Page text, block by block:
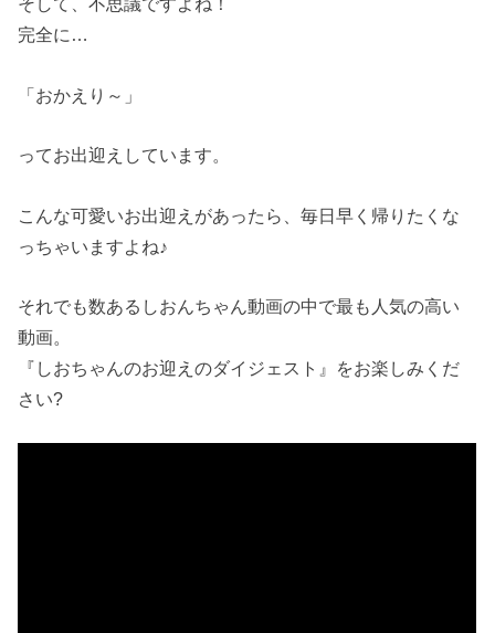
完全に…
「おかえり～」
ってお出迎えしています。
こんな可愛いお出迎えがあったら、毎日早く帰りたくな
っちゃいますよね♪
それでも数あるしおんちゃん動画の中で最も人気の高い
動画。
『しおちゃんのお迎えのダイジェスト』をお楽しみくだ
さい?